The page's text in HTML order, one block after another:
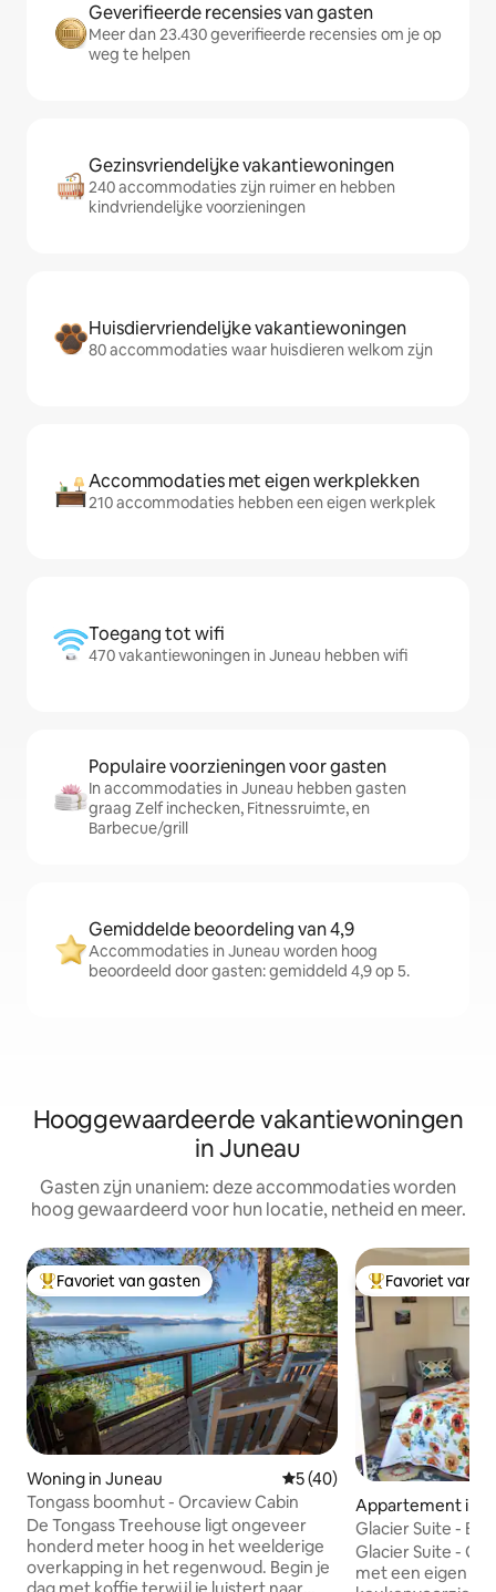
Geverifieerde recensies van gasten
Meer dan 23.430 geverifieerde recensies om je op
weg te helpen
Gezinsvriendelijke vakantiewoningen
240 accommodaties zijn ruimer en hebben
kindvriendelijke voorzieningen
Huisdiervriendelijke vakantiewoningen
80 accommodaties waar huisdieren welkom zijn
Accommodaties met eigen werkplekken
210 accommodaties hebben een eigen werkplek
Toegang tot wifi
470 vakantiewoningen in Juneau hebben wifi
Populaire voorzieningen voor gasten
In accommodaties in Juneau hebben gasten
graag Zelf inchecken, Fitnessruimte, en
Barbecue/grill
Gemiddelde beoordeling van 4,9
Accommodaties in Juneau worden hoog
beoordeeld door gasten: gemiddeld 4,9 op 5.
Hooggewaardeerde vakantiewoningen
in Juneau
Gasten zijn unaniem: deze accommodaties worden
hoog gewaardeerd voor hun locatie, netheid en meer.
Topfavoriet van gasten
Favoriet van gasten
Woning in Juneau Gemiddelde beoordeling
5 (40)
Tongass boomhut - Orcaview Cabin
De Tongass Treehouse ligt ongeveer
honderd meter hoog in het weelderige
overkapping in het regenwoud. Begin je
Topfavoriet van
Favoriet van
Appartement in
Glacier Suite -
Glacier Suite -
met een eigen